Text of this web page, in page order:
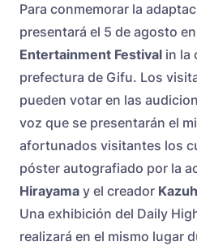
Para conmemorar la
presentará el 5 de agosto
Entertainment Festival in la
prefectura de Gifu. Los
pueden votar en las
voz que se presentarán el
afortunados visitantes los
póster autografiado por la
Hirayama y el creador
Una exhibición del Daily
realizará en el mismo lugar